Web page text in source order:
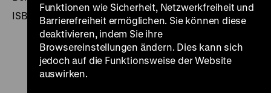
ISBN 978-3-86102-154-4
Funktionen wie Sicherheit, Netzwerkfreiheit und
Barrierefreiheit ermöglichen. Sie können diese
deaktivieren, indem Sie ihre
Browsereinstellungen ändern. Dies kann sich
jedoch auf die Funktionsweise der Website
auswirken.